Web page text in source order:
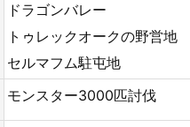
ドラゴンバレー
トゥレックオークの野営地
セルマフム駐屯地
モンスター3000匹討伐